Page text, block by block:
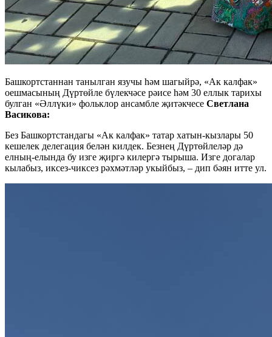
Башкортстаннан танылган язучы һәм шагыйрә, «Ак калфак»
оешмасының Дүртөйле бүлекчәсе рәисе һәм 30 еллык тарихы
булган «Әллүки» фольклор ансамбле җитәкчесе Светлана
Васикова:
Без Башкортстандагы «Ак калфак» татар хатын-кызлары 50
кешелек делегация белән килдек. Безнең Дүртөйлеләр дә
елның-елында бу изге җиргә килергә тырыша. Изге догалар
кылабыз, иксез-чиксез рәхмәтләр укыйбыз, – дип бәян итте ул.